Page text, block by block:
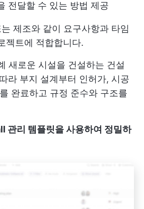
전달할 수 있는 방법 제공
제조와 같이 요구사항과 타임
젝트에 적합합니다.
새로운 시설을 건설하는 건설
라 부지 설계부터 인허가, 시공
완료하고 규정 준수와 구조를
리 템플릿을 사용하여 정밀하